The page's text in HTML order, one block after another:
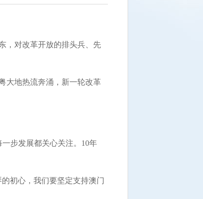
对改革开放的排头兵、先
大地热流奔涌，新一轮改革
步发展都关心关注。10年
初心，我们要坚定支持澳门